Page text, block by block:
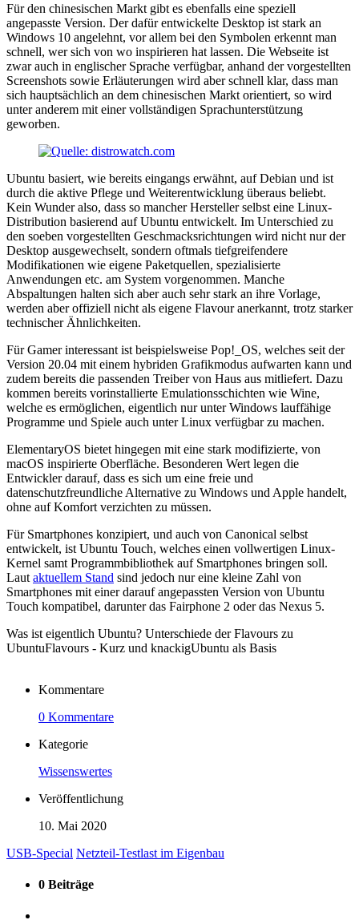
Für den chinesischen Markt gibt es ebenfalls eine speziell
angepasste Version. Der dafür entwickelte Desktop ist stark an
Windows 10 angelehnt, vor allem bei den Symbolen erkennt man
schnell, wer sich von wo inspirieren hat lassen. Die Webseite ist
zwar auch in englischer Sprache verfügbar, anhand der vorgestellten
Screenshots sowie Erläuterungen wird aber schnell klar, dass man
sich hauptsächlich an dem chinesischen Markt orientiert, so wird
unter anderem mit einer vollständigen Sprachunterstützung
geworben.
Ubuntu basiert, wie bereits eingangs erwähnt, auf Debian und ist
durch die aktive Pflege und Weiterentwicklung überaus beliebt.
Kein Wunder also, dass so mancher Hersteller selbst eine Linux-
Distribution basierend auf Ubuntu entwickelt. Im Unterschied zu
den soeben vorgestellten Geschmacksrichtungen wird nicht nur der
Desktop ausgewechselt, sondern oftmals tiefgreifendere
Modifikationen wie eigene Paketquellen, spezialisierte
Anwendungen etc. am System vorgenommen. Manche
Abspaltungen halten sich aber auch sehr stark an ihre Vorlage,
werden aber offiziell nicht als eigene Flavour anerkannt, trotz starker
technischer Ähnlichkeiten.
Für Gamer interessant ist beispielsweise Pop!_OS, welches seit der
Version 20.04 mit einem hybriden Grafikmodus aufwarten kann und
zudem bereits die passenden Treiber von Haus aus mitliefert. Dazu
kommen bereits vorinstallierte Emulationsschichten wie Wine,
welche es ermöglichen, eigentlich nur unter Windows lauffähige
Programme und Spiele auch unter Linux verfügbar zu machen.
ElementaryOS bietet hingegen mit eine stark modifizierte, von
macOS inspirierte Oberfläche. Besonderen Wert legen die
Entwickler darauf, dass es sich um eine freie und
datenschutzfreundliche Alternative zu Windows und Apple handelt,
ohne auf Komfort verzichten zu müssen.
Für Smartphones konzipiert, und auch von Canonical selbst
entwickelt, ist Ubuntu Touch, welches einen vollwertigen Linux-
Kernel samt Programmbibliothek auf Smartphones bringen soll.
Laut aktuellem Stand sind jedoch nur eine kleine Zahl von
Smartphones mit einer darauf angepassten Version von Ubuntu
Touch kompatibel, darunter das Fairphone 2 oder das Nexus 5.
Was ist eigentlich Ubuntu? Unterschiede der Flavours zu
UbuntuFlavours - Kurz und knackigUbuntu als Basis
Kommentare
0 Kommentare
Kategorie
Wissenswertes
Veröffentlichung
10. Mai 2020
USB-Special Netzteil-Testlast im Eigenbau
0 Beiträge